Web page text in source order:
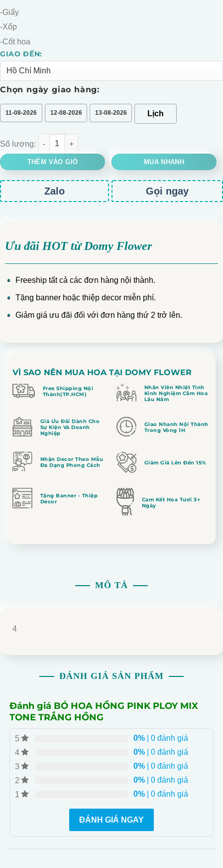
-Giấy
-Xốp
-Cốt hoa
GIAO ĐẾN:
Chọn ngày giao hàng:
11-08-2026 12-08-2026 13-08-2026
BÓ HOA HỒNG PINK PLOY MIX TONE TRẮNG HỒNG số lượng
THÊM VÀO GIỎ MUA NHANH
Alternative:
Zalo Gọi ngay
Ưu đãi HOT từ Domy Flower
Freeship tất cả các đơn hàng nội thành.
Tặng banner hoặc thiệp decor miễn phí.
Giảm giá ưu đãi đối với đơn hàng thứ 2 trở lên.
VÌ SAO NÊN MUA HOA TẠI DOMY FLOWER
Free Shipping Nội
Thành(TP.HCM)
Nhân Viên Nhiệt Tình
Kinh Nghiệm Cắm Hoa
Lâu Năm
Giá Ưu Đãi Dành Cho
Sự Kiện Và Doanh
Nghiệp
Giao Nhanh Nội Thành
Trong Vòng 1H
Nhận Decor Theo Mẫu
Đa Dạng Phong Cách
Giảm Giá Lên Đến 15%
Tặng Banner - Thiệp
Decor
Cam Kết Hoa Tươi 3+
Ngày
MÔ TẢ
4
ĐÁNH GIÁ SẢN PHẨM
Đánh giá BÓ HOA HỒNG PINK PLOY MIX
TONE TRẮNG HỒNG
5 0%| 0 đánh giá
4
0%| 0 đánh giá
3
0%| 0 đánh giá
2
0%| 0 đánh giá
1
0%| 0 đánh giá
ĐÁNH GIÁ NGAY